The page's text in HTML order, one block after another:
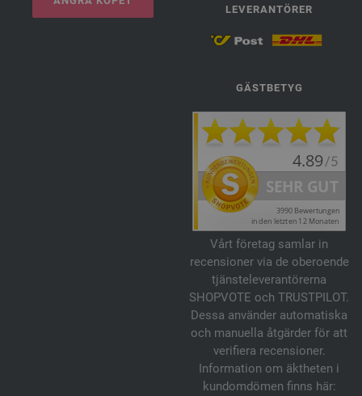
LEVERANTÖRER
GÄSTBETYG
Vårt företag samlar in
recensioner via de oberoende
tjänsteleverantörerna
SHOPVOTE och TRUSTPILOT.
Dessa använder automatiska
och manuella åtgärder för att
verifiera recensioner.
Information om äktheten i
kundomdömen finns här: